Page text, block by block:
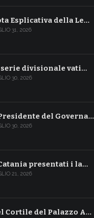
Esplicativa della Le…
31, 2026
serie divisionale vati…
30, 2026
del Governa…
30, 2026
presentati i la…
21, 2026
Cortile del Palazzo A…